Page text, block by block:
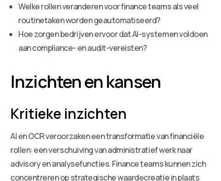
Welke rollen veranderen voor finance teams als veel
routinetaken worden geautomatiseerd?
Hoe zorgen bedrijven ervoor dat AI-systemen voldoen
aan compliance- en audit-vereisten?
Inzichten en kansen
Kritieke inzichten
AI en OCR veroorzaken een transformatie van financiële
rollen: een verschuiving van administratief werk naar
advisory en analysefuncties. Finance teams kunnen zich
concentreren op strategische waardecreatie in plaats